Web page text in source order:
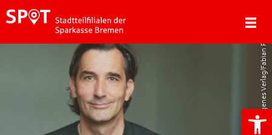
Diogenes Verlag/Fabian Raabe